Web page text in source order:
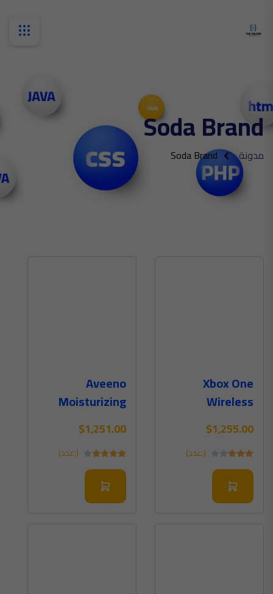
Soda Brand
مدونة Soda Brand
Xbox One
Wireless
Controller Black
Color
$1,255.00
(:عدد)
Aveeno
Moisturizing
Body Shower
450ml
$1,251.00
(:عدد)